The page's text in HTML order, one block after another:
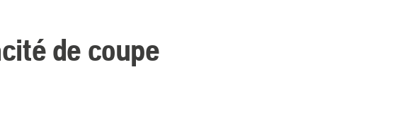
de coupe